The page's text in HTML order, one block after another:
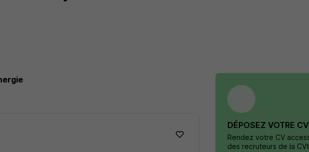
DÉPOSEZ VOTRE CV
Rendez votre CV
des recruteurs de la